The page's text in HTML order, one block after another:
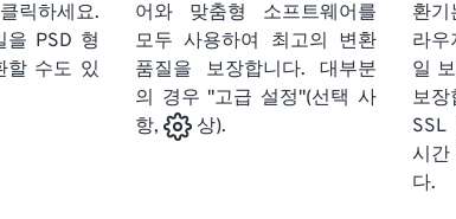
릭하세요.
을 PSD 형
할 수도 있
어와 맞춤형 소프트웨어를
모두 사용하여 최고의 변환
품질을 보장합니다. 대부분
의 경우 "고급 설정"(선택 사
항,
상).
환
라
일
보장
시
다.